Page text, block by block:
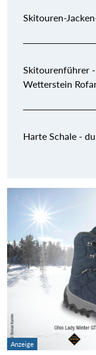
Skitouren-
Skitourenführer
Wetterstein
Harte Schale -